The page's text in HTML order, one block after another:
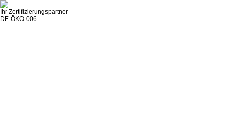
Ihr Zertifizierungspartner
DE-ÖKO-006